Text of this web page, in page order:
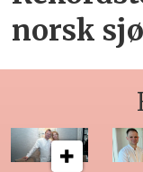
norsk